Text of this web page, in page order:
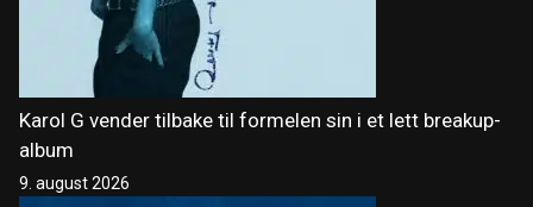
Karol G vender tilbake til formelen sin i et lett breakup-
album
9. august 2026